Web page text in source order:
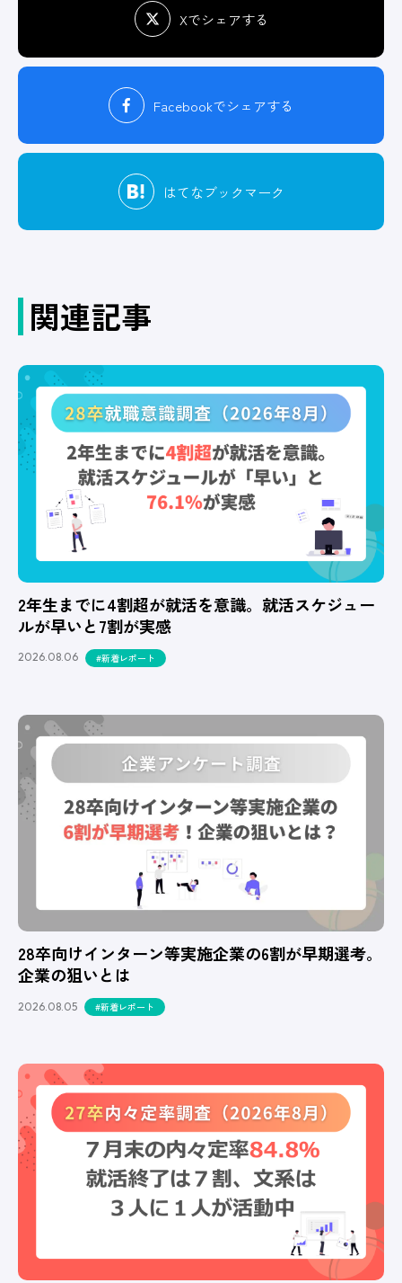
Xでシェアする
Facebookでシェアする
はてなブックマーク
関連記事
2年生までに4割超が就活を意識。就活スケジュー
ルが早いと7割が実感
2026.08.06 #新着レポート
28卒向けインターン等実施企業の6割が早期選考。
企業の狙いとは
2026.08.05 #新着レポート